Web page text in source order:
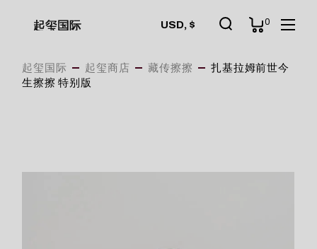
起玺国际 USD, $ 0
起玺国际 起玺商店 藏传擦擦
扎基拉姆前世今
生擦擦 特别版